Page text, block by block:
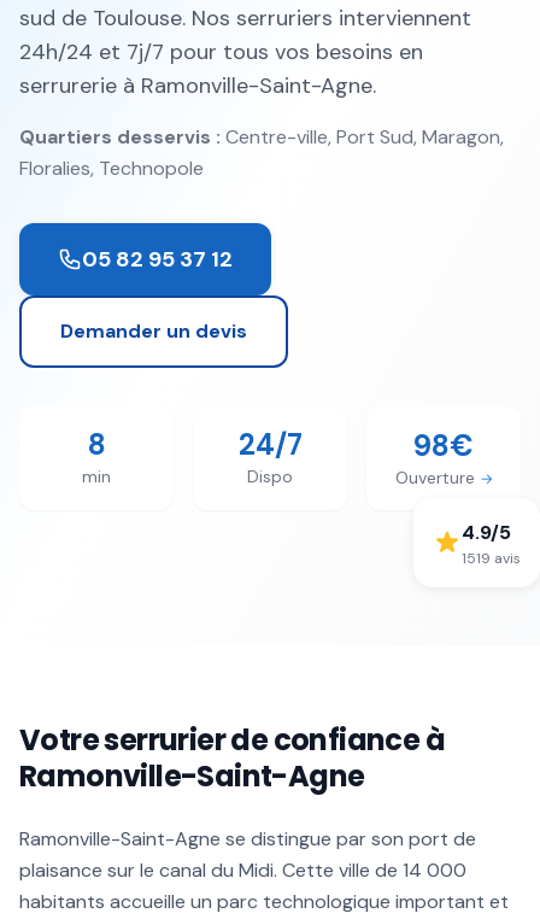
sud de Toulouse. Nos serruriers interviennent
24h/24 et 7j/7 pour tous vos besoins en
serrurerie à Ramonville-Saint-Agne.
Quartiers desservis : Centre-ville, Port Sud, Maragon,
Floralies, Technopole
05 82 95 37 12
Demander un devis
8
min
24/7
Dispo
98€
Ouverture →
4.9/5
1519 avis
Votre serrurier de confiance à
Ramonville-Saint-Agne
Ramonville-Saint-Agne se distingue par son port de
plaisance sur le canal du Midi. Cette ville de 14 000
habitants accueille un parc technologique important et